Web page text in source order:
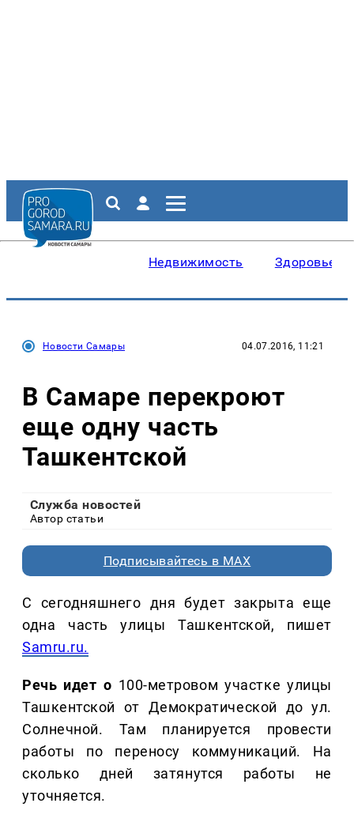
Недвижимость Здоровье
Новости Самары 04.07.2016, 11:21
В Самаре перекроют
еще одну часть
Ташкентской
Служба новостей
Автор статьи
Подписывайтесь в MAX
С сегодняшнего дня будет закрыта еще
одна часть улицы Ташкентской, пишет
Samru.ru.
Речь идет о 100-метровом участке улицы
Ташкентской от Демократической до ул.
Солнечной. Там планируется провести
работы по переносу коммуникаций. На
сколько дней затянутся работы не
уточняется.